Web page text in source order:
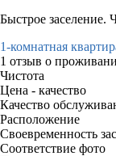
Быстрое заселение.
1-комнатная
1 отзыв о
Чистота
Цена - качество
Качество
Расположение
Своевременность
Соответствие фото